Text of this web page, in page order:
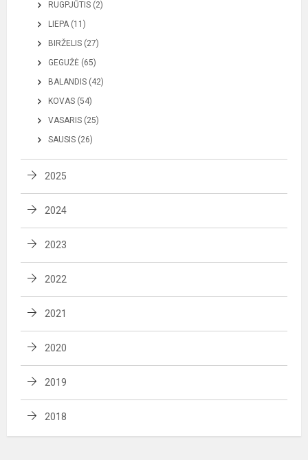
RUGPJŪTIS (2)
LIEPA (11)
BIRŽELIS (27)
GEGUŽĖ (65)
BALANDIS (42)
KOVAS (54)
VASARIS (25)
SAUSIS (26)
2025
2024
2023
2022
2021
2020
2019
2018